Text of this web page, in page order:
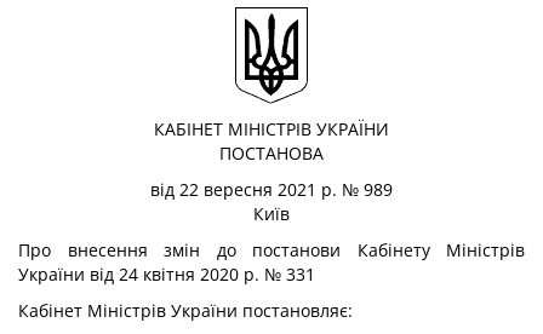
КАБІНЕТ МІНІСТРІВ УКРАЇНИ
ПОСТАНОВА
від 22 вересня 2021 р. № 989
Київ
Про внесення змін до постанови Кабінету Міністрів
України від 24 квітня 2020 р. № 331
Кабінет Міністрів України постановляє: